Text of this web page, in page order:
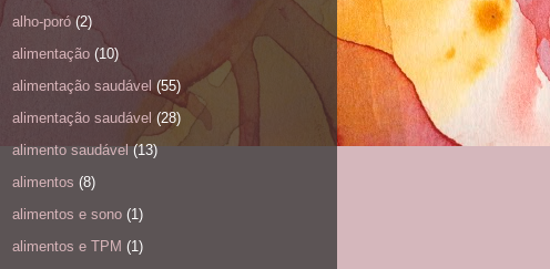
alho-poró (2)
alimentação (10)
alimentação saudável (55)
alimentação saudável (28)
alimento saudável (13)
alimentos (8)
alimentos e sono (1)
alimentos e TPM (1)